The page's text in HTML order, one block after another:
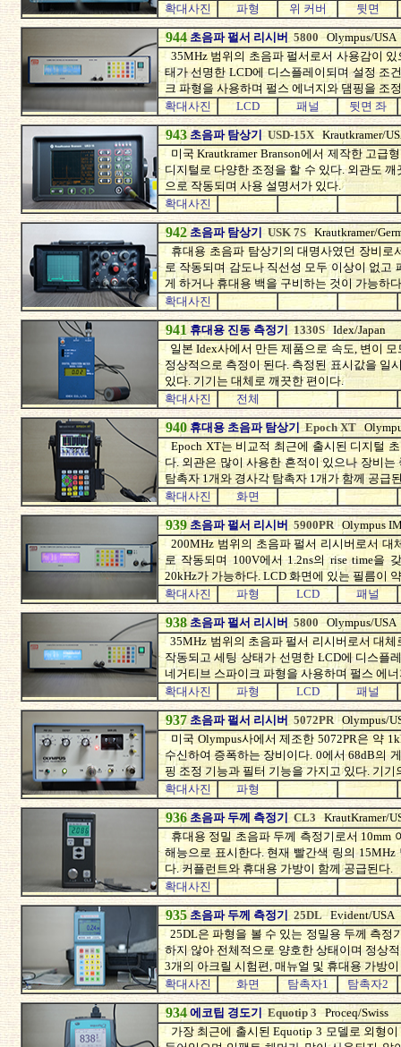
확대사진
파형 위 커버 뒷면
944 초음파 펄서 리시버 5800
Olympus/USA
35MHz 범위의 초음파 펄서로서 사용감이
태가 선명한 LCD에 디스플레이되며 설정 조
크 파형을 사용하며 펄스 에너지와 댐핑을 조
확대사진
LCD 패널 뒷면 좌
943 초음파 탐상기 USD-15X Krautkramer/
미국 Krautkramer Branson에서 제작한 고급
디지털로 다양한 조정을 할 수 있다. 외관도
으로 작동되며 사용 설명서가 있다.
확대사진
942 초음파 탐상기 USK 7S Krautkramer/
휴대용 초음파 탐상기의 대명사였던 장비로
로 작동되며 감도나 직선성 모두 이상이 없고
게 하거나 휴대용 백을 구비하는 것이 가능하
확대사진
941 휴대용 진동 측정기 1330S Idex/Japan
일본 Idex사에서 만든 제품으로 속도, 변이
정상적으로 측정이 된다. 측정된 표시값을 일
있다. 기기는 대체로 깨끗한 편이다.
확대사진
전체
940 휴대용 초음파 탐상기Epoch XT
Epoch XT는 비교적 최근에 출시된 디지털
다. 외관은 많이 사용한 흔적이 있으나 장비
탐촉자 1개와 경사각 탐촉자 1개가 함께 공급
확대사진
화면
939 초음파 펄서 리시버 5900PR Olympus
200MHz 범위의 초음파 펄서 리시버로서 대
로 작동되며 100V에서 1.2ns의 rise time을
20kHz가 가능하다. LCD 화면에 있는 필름이
확대사진
파형 LCD 패널
938 초음파 펄서 리시버 5800
Olympus/USA
35MHz 범위의 초음파 펄서 리시버로서 대체
작동되고 세팅 상태가 선명한 LCD에 디스플
네거티브 스파이크 파형을 사용하며 펄스 에
확대사진
파형 LCD 패널
937 초음파 펄서 리시버 5072PR Olympus/
미국 Olympus사에서 제조한 5072PR은 약
수신하여 증폭하는 장비이다. 0에서 68dB의
핑 조정 기능과 필터 기능을 가지고 있다. 기
확대사진
파형
936 초음파 두께 측정기 CL3
KrautKramer/
휴대용 정밀 초음파 두께 측정기로서 10mm
해능으로 표시한다. 현재 빨간색 링의
다. 커플런트와 휴대용 가방이 함께 공급된다.
확대사진
935 초음파 두께 측정기 25DL Evident/USA
25DL은 파형을 볼 수 있는 정밀용 두께 측정
하지 않아 전체적으로 양호한 상태이며 정상
3개의 아크릴 시험편, 매뉴얼 및 휴대용 가방이
확대사진
화면 탐촉자1 탐촉자2
934 에코팁 경도기 Equotip 3
Proceq/Swiss
가장 최근에 출시된 Equotip 3 모델로 외형